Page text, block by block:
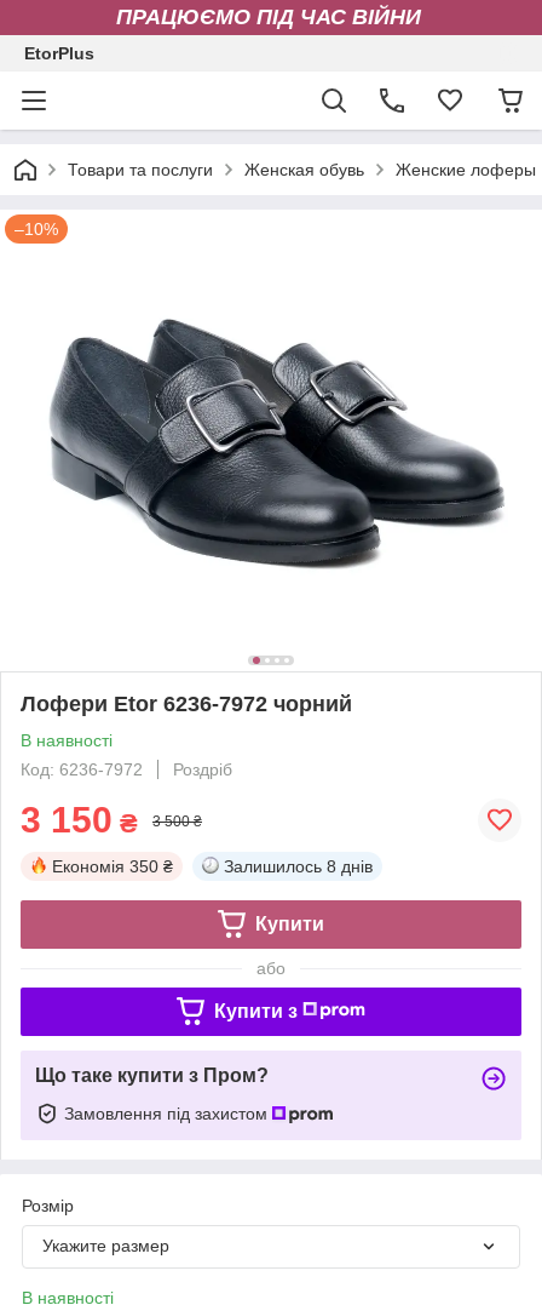
ПРАЦЮЄМО ПІД ЧАС ВІЙНИ
EtorPlus
Товари та послуги Женская обувь Женские лоферы
–10%
Лофери Etor 6236-7972 чорний
В наявності
Код: 6236-7972
Роздріб
3 150 ₴ 3 500 ₴
Економія 350 ₴ Залишилось 8 днів
Купити
або
Купити з
Що таке купити з Пром?
Замовлення під захистом
Розмір
Укажите размер
В наявності